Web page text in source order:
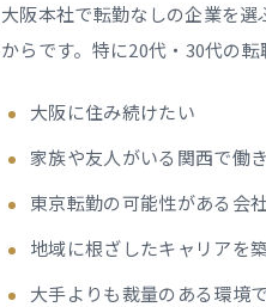
大阪本社で転勤なしの企業を
からです。特に20代・30代の
大阪に住み続けたい
家族や友人がいる関西で働
東京転勤の可能性がある会
地域に根ざしたキャリアを
大手よりも裁量のある環境